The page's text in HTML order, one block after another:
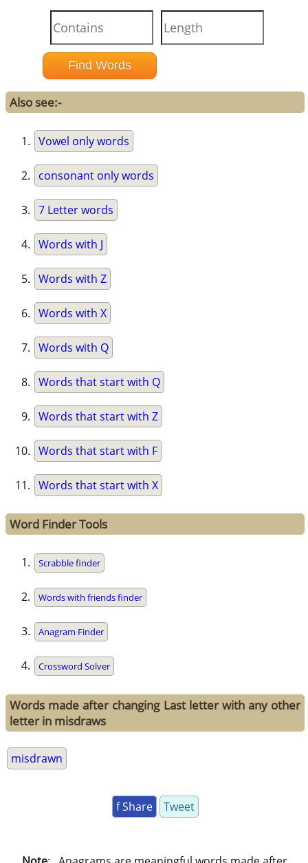
Also see:-
Vowel only words
consonant only words
7 Letter words
Words with J
Words with Z
Words with X
Words with Q
Words that start with Q
Words that start with Z
Words that start with F
Words that start with X
Word Finder Tools
Scrabble finder
Words with friends finder
Anagram Finder
Crossword Solver
Words made after changing Last letter with any other
letter in misdraws
misdrawn
f Share Tweet